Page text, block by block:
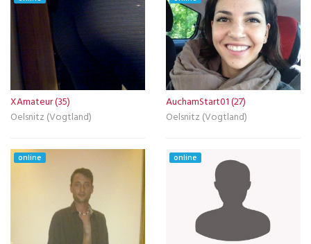
XAmateur (35)
Oelsnitz (Vogtland)
AuchamStart01 (27)
Oelsnitz (Vogtland)
online online